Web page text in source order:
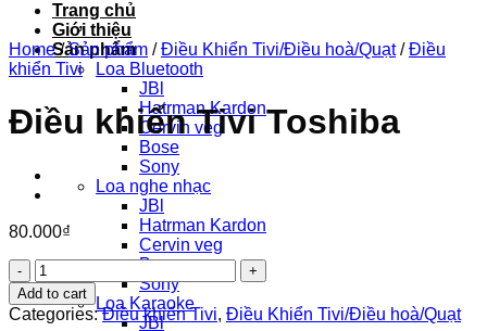
Trang chủ
Giới thiệu
Sản phẩm
Loa Bluetooth
JBl
Hatrman Kardon
Cervin veg
Bose
Sony
Loa nghe nhạc
JBl
Hatrman Kardon
Cervin veg
Bose
Sony
Loa Karaoke
JBl
Home / Sản phẩm / Điều Khiển Tivi/Điều hoà/Quạt / Điều
khiển Tivi
Điều khiển Tivi Toshiba
80.000₫
Điều
khiển
Tivi
Toshiba
Add to cart
Categories:Điều khiển Tivi, Điều Khiển Tivi/Điều hoà/Quạt